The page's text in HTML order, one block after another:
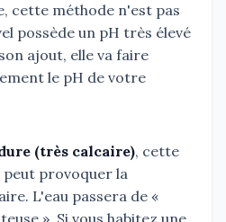
cette méthode n'est pas
possède un pH très élevé
ajout, elle va faire
le pH de votre
(très calcaire), cette
peut provoquer la
L'eau passera de «